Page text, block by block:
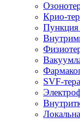
Крио-
Пункция
SVF-